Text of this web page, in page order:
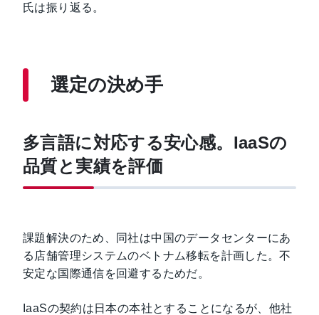
氏は振り返る。
選定の決め手
多言語に対応する安心感。IaaSの
品質と実績を評価
課題解決のため、同社は中国のデータセンターにあ
る店舗管理システムのベトナム移転を計画した。不
安定な国際通信を回避するためだ。
IaaSの契約は日本の本社とすることになるが、他社